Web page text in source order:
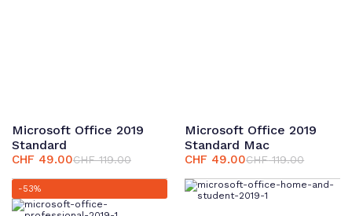
Microsoft Office 2019
Standard
CHF119.00
Ursprünglicher
Preis
war:
CHF 119.00
CHF 49.00
Aktueller
Preis
ist:
CHF 49.00.
Microsoft Office 2019
Standard Mac
CHF119.00
Ursprünglicher
Preis
war:
CHF 49.00
Aktueller
Preis
ist:
-53%